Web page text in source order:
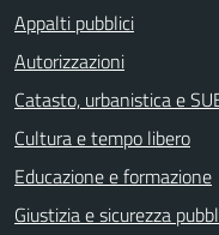
Appalti pubblici
Autorizzazioni
Catasto, urbanistica e
Cultura e tempo libero
Educazione e formazione
Giustizia e sicurezza